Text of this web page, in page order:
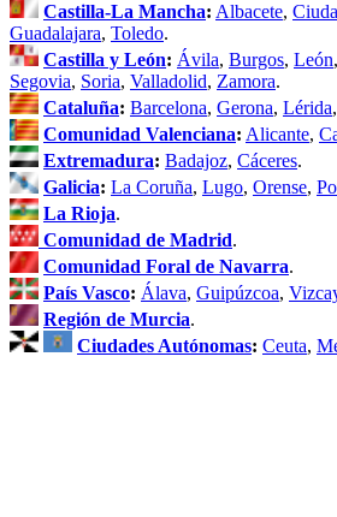
Castilla-La Mancha: Albacete,
Guadalajara, Toledo.
Castilla y León: Ávila, Burgos, León,
Segovia, Soria, Valladolid, Zamora.
Cataluña: Barcelona, Gerona, Lérida,
Comunidad Valenciana: Alicante,
Extremadura: Badajoz, Cáceres.
Galicia: La Coruña, Lugo, Orense,
La Rioja.
Comunidad de Madrid.
Comunidad Foral de Navarra.
País Vasco: Álava, Guipúzcoa,
Región de Murcia.
Ciudades Autónomas: Ceuta,